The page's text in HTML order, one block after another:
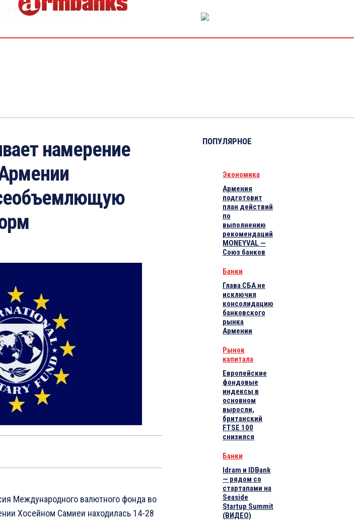
намерение
Международного валютного фонда во
Хосейном Самиеи находилась 14-28
ПОПУЛЯРНОЕ
Экономика
Армения
подготовит
план действий
по
выполнению
рекомендаций
MONEYVAL —
Союз банков
Банки
Глава СБА не
исключил
консолидацию
банковского
рынка
Армении
Рынок
капитала
Европейские
фондовые
индексы в
основном
выросли,
британский
FTSE 100
снизился
Банки
Idram и IDBank
— рядом со
стартапами на
Seaside
Startup Summit
(ВИДЕО)